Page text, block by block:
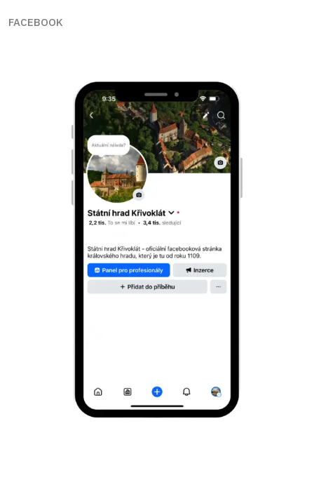
FACEBOOK